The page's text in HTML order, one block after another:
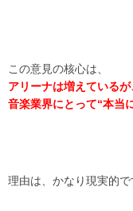
この意見の核心は、
アリーナは増えているが
音楽業界にとって“本当
理由は、かなり現実的で